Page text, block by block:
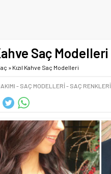
Saç Modelleri
» Kızıl Kahve Saç Modelleri
SAÇ MODELLERI SAÇ RENKLERI